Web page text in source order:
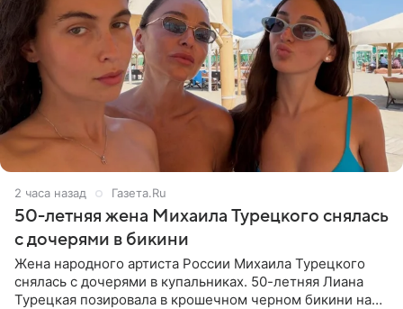
2 часа назад Газета.Ru
50-летняя жена Михаила Турецкого снялась
с дочерями в бикини
Жена народного артиста России Михаила Турецкого
снялась с дочерями в купальниках. 50-летняя Лиана
Турецкая позировала в крошечном черном бикини на